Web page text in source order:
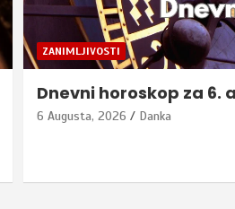
ZANIMLJIVOSTI
Dnevni horoskop za 6.
6 Augusta, 2026 Danka